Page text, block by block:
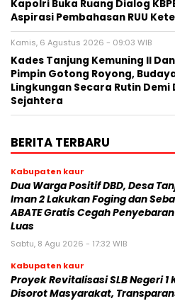
Kapolri Buka Ruang Dialog
Aspirasi Pembahasan RUU
Kamis, 6 Agustus 2026 - 09:03 WIB
Kades Tanjung Kemuning II
Pimpin Gotong Royong,
Lingkungan Secara Rutin Demi
Sejahtera
BERITA TERBARU
Kabupaten kaur
Dua Warga Positif DBD, Desa
Iman 2 Lakukan Foging dan
ABATE Gratis Cegah
Luas
Sabtu, 8 Agu 2026 - 17:32 WIB
Kabupaten kaur
Proyek Revitalisasi SLB Negeri 1
Disorot Masyarakat,